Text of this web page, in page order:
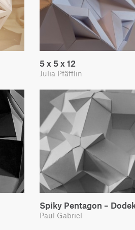
5 x 5 x 12
Julia Pfäfflin
Spiky Pentagon –
Paul Gabriel